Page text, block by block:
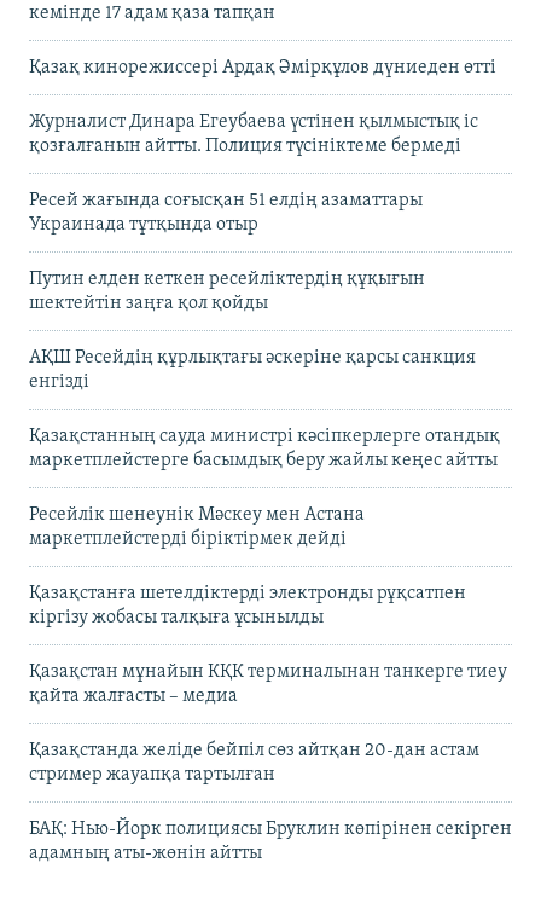
кемінде 17 адам қаза тапқан
Қазақ кинорежиссері Ардақ Әмірқұлов дүниеден өтті
Журналист Динара Егеубаева үстінен қылмыстық іс
қозғалғанын айтты. Полиция түсініктеме бермеді
Ресей жағында соғысқан 51 елдің азаматтары
Украинада тұтқында отыр
Путин елден кеткен ресейліктердің құқығын
шектейтін заңға қол қойды
АҚШ Ресейдің құрлықтағы әскеріне қарсы санкция
енгізді
Қазақстанның сауда министрі кәсіпкерлерге отандық
маркетплейстерге басымдық беру жайлы кеңес айтты
Ресейлік шенеунік Мәскеу мен Астана
маркетплейстерді біріктірмек дейді
Қазақстанға шетелдіктерді электронды рұқсатпен
кіргізу жобасы талқыға ұсынылды
Қазақстан мұнайын КҚК терминалынан танкерге тиеу
қайта жалғасты – медиа
Қазақстанда желіде бейпіл сөз айтқан 20-дан астам
стример жауапқа тартылған
БАҚ: Нью-Йорк полициясы Бруклин көпірінен секірген
адамның аты-жөнін айтты